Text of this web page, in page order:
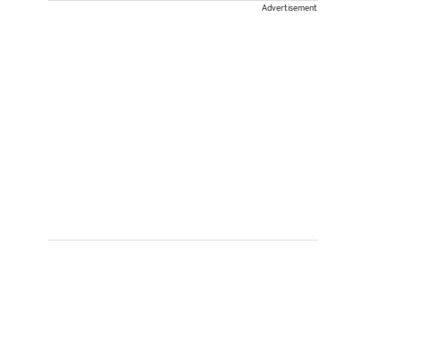
Advertisement